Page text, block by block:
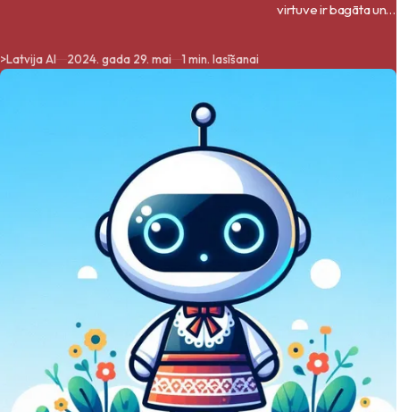
virtuve ir bagāta un
gaitā, balstoties uz
>Latvija AI 2024. gada 29. mai 1 min. lasīšanai